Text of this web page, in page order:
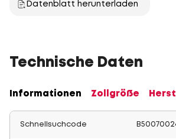
Datenblatt herunterladen
Technische Daten
Informationen Zollgröße
Schnellsuchcode